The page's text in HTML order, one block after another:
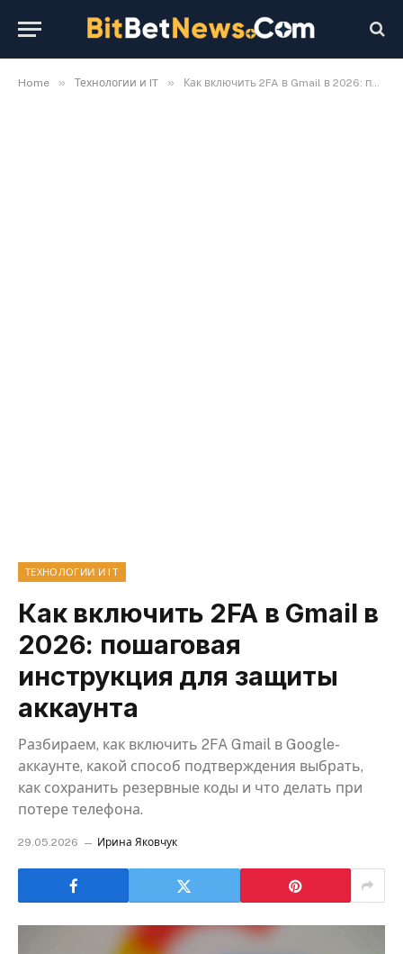
Home » Технологии и IT » Как включить 2FA в Gmail в 2026: пошаговая инструкция для защиты аккаунта
ТЕХНОЛОГИИ И IT
Как включить 2FA в Gmail в
2026: пошаговая
инструкция для защиты
аккаунта
Разбираем, как включить 2FA Gmail в Google-
аккаунте, какой способ подтверждения выбрать,
как сохранить резервные коды и что делать при
потере телефона.
29.05.2026 Ирина Яковчук